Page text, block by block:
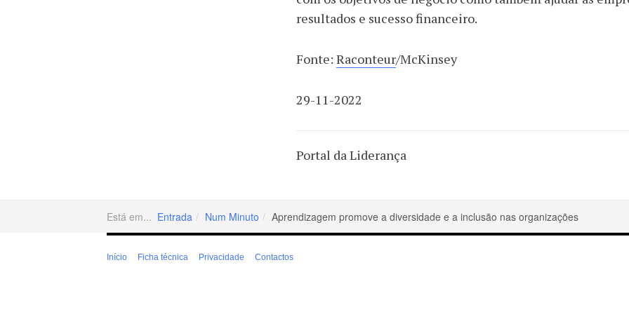
resultados e sucesso financeiro.
Fonte: Raconteur/McKinsey
29-11-2022
Portal da Liderança
Está em... Entrada Num Minuto Aprendizagem promove a diversidade e a inclusão nas organizações
Início Ficha técnica Privacidade Contactos